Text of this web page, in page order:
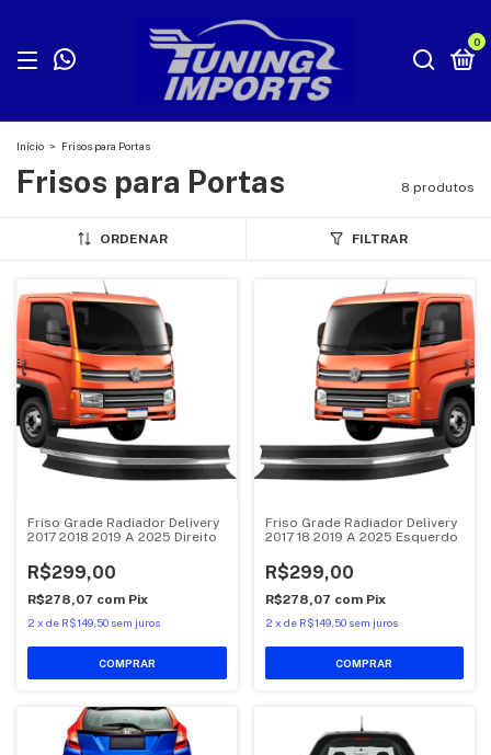
0
Início > Frisos para Portas
Frisos para Portas 8 produtos
ORDENAR FILTRAR
Friso Grade Radiador Delivery
2017 2018 2019 A 2025 Direito
R$299,00
R$278,07 com Pix
2 x de R$149,50 sem juros
Friso Grade Radiador Delivery
2017 18 2019 A 2025 Esquerdo
R$299,00
R$278,07 com Pix
2 x de R$149,50 sem juros